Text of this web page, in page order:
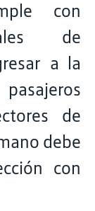
con
de
a la
de
debe
con